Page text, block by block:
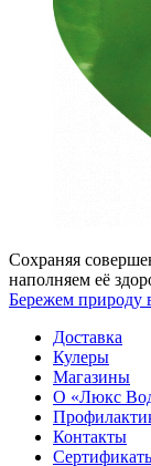
Сохраняя
наполняем её
Бережем природу
Доставка
Кулеры
Магазины
О «Люкс
Контакты